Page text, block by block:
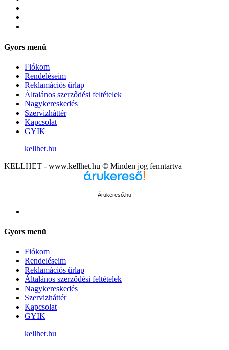
Gyors menü
Fiókom
Rendeléseim
Reklamációs űrlap
Általános szerződési feltételek
Nagykereskedés
Szervizháttér
Kapcsolat
GYIK
kellhet.hu
KELLHET - www.kellhet.hu © Minden jog fenntartva
Árukereső.hu
Gyors menü
Fiókom
Rendeléseim
Reklamációs űrlap
Általános szerződési feltételek
Nagykereskedés
Szervizháttér
Kapcsolat
GYIK
kellhet.hu